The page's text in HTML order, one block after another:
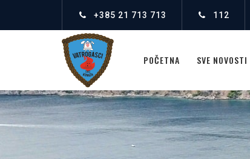
+385 21 713 713 112
POČETNA SVE NOVOSTI